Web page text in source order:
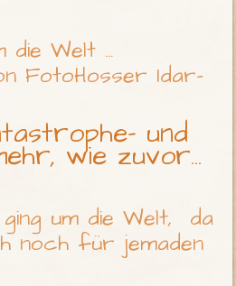
die Welt ...
FotoHosser Idar-
und
wie zuvor...
um die Welt, da
noch für jemaden